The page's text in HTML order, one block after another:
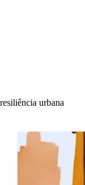
resiliência urbana